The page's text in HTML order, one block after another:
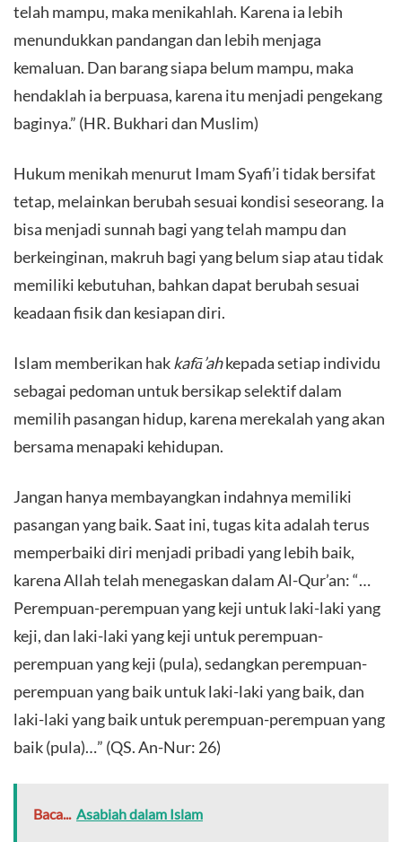
telah mampu, maka menikahlah. Karena ia lebih
menundukkan pandangan dan lebih menjaga
kemaluan. Dan barang siapa belum mampu, maka
hendaklah ia berpuasa, karena itu menjadi pengekang
baginya.” (HR. Bukhari dan Muslim)
​Hukum menikah menurut Imam Syafi’i tidak bersifat
tetap, melainkan berubah sesuai kondisi seseorang. Ia
bisa menjadi sunnah bagi yang telah mampu dan
berkeinginan, makruh bagi yang belum siap atau tidak
memiliki kebutuhan, bahkan dapat berubah sesuai
keadaan fisik dan kesiapan diri.
​Islam memberikan hakkafā’ahkepada setiap individu
sebagai pedoman untuk bersikap selektif dalam
memilih pasangan hidup, karena merekalah yang akan
bersama menapaki kehidupan.
​Jangan hanya membayangkan indahnya memiliki
pasangan yang baik. Saat ini, tugas kita adalah terus
memperbaiki diri menjadi pribadi yang lebih baik,
karena Allah telah menegaskan dalam Al-Qur’an: “…
Perempuan-perempuan yang keji untuk laki-laki yang
keji, dan laki-laki yang keji untuk perempuan-
perempuan yang keji (pula), sedangkan perempuan-
perempuan yang baik untuk laki-laki yang baik, dan
laki-laki yang baik untuk perempuan-perempuan yang
baik (pula)…” (QS. An-Nur: 26)
Baca... Asabiah dalam Islam